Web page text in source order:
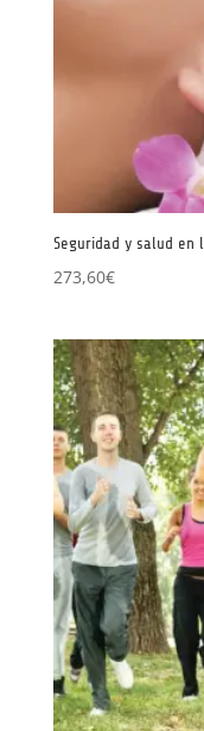
Seguridad y salud en
273,60€